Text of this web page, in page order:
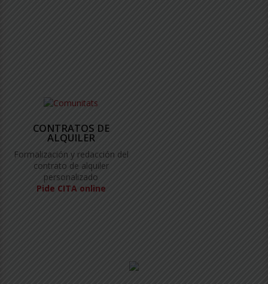
CONTRATOS DE
ALQUILER
Formalización y redacción del
contrato de alquiler
personalizado
Pide CITA online